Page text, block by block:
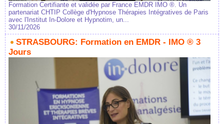
Formation Certifiante et validée par France EMDR IMO ®. Un
partenariat CHTIP Collège d'Hypnose Thérapies Intégratives de Paris
avec l'Institut In-Dolore et Hypnotim, un...
30/11/2026
STRASBOURG: Formation en EMDR - IMO ® 3
Jours